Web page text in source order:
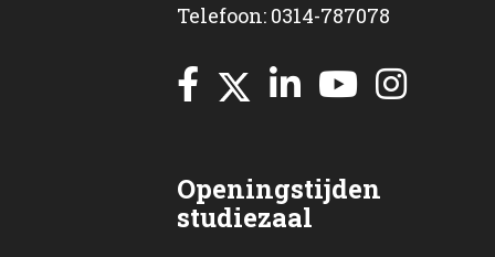
Telefoon: 0314-787078
Openingstijden
studiezaal